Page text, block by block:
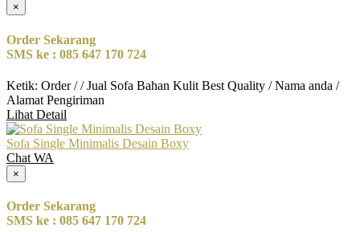
×
Order Sekarang
SMS ke : 085 647 170 724
Ketik: Order / / Jual Sofa Bahan Kulit Best Quality / Nama anda /
Alamat Pengiriman
Lihat Detail
Sofa Single Minimalis Desain Boxy
Chat WA
×
Order Sekarang
SMS ke : 085 647 170 724